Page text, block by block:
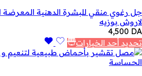
جل رغوي منقي للبشرة الدهنية
لاروش بوزيه
4,500 DA
تحديد أحد الخيارات